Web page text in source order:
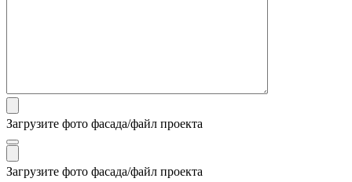
Загрузите фото фасада/файл проекта
Загрузите фото фасада/файл проекта